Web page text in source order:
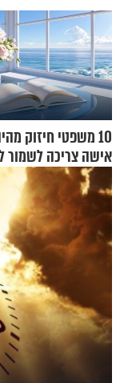
10 משפטי חיזוק
אישה צריכה לשמור